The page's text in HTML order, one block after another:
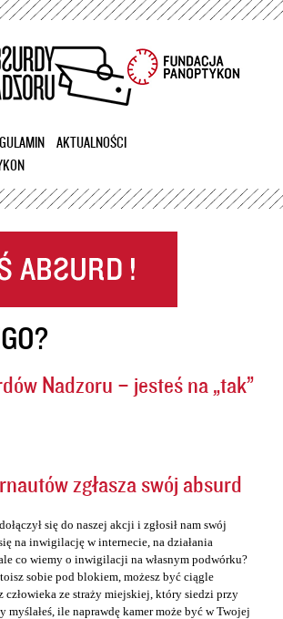
Przejdź
treści
AKTUALNOŚCI
Nadzoru – jesteś na „tak”
zgłasza swój absurd
się do naszej akcji i zgłosił nam swój
na inwigilację w internecie, na działania
co wiemy o inwigilacji na własnym podwórku?
sobie pod blokiem, możesz być ciągle
człowieka ze straży miejskiej, który siedzi przy
ile naprawdę kamer może być w Twojej